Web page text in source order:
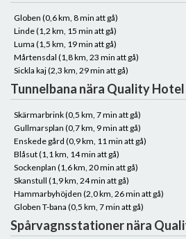
Globen (0,6 km, 8 min att gå)
Linde (1,2 km, 15 min att gå)
Luma (1,5 km, 19 min att gå)
Mårtensdal (1,8 km, 23 min att gå)
Sickla kaj (2,3 km, 29 min att gå)
Tunnelbana nära Quality
Skärmarbrink (0,5 km, 7 min att gå)
Gullmarsplan (0,7 km, 9 min att gå)
Enskede gård (0,9 km, 11 min att gå)
Blåsut (1,1 km, 14 min att gå)
Sockenplan (1,6 km, 20 min att gå)
Skanstull (1,9 km, 24 min att gå)
Hammarbyhöjden (2,0 km, 26 min att gå)
Globen T-bana (0,5 km, 7 min att gå)
Spårvagnsstationer nära